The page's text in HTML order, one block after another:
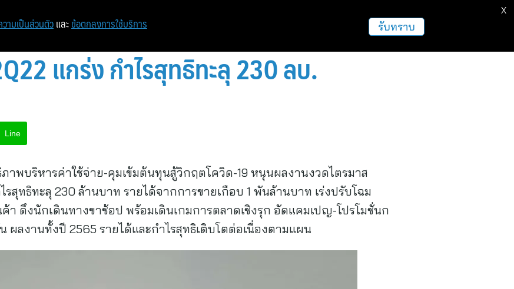
แกร่ง กำไรสุทธิทะลุ 230 ลบ.
Line
าพบริหารค่าใช้จ่าย-คุมเข้มต้นทุนสู้วิกฤตโควิด-19 หนุนผลงานงวดไตรมาส
สุทธิทะลุ 230 ล้านบาท รายได้จากการขายเกือบ 1 พันล้านบาท เร่งปรับโฉม
า ดึงนักเดินทางขาช้อป พร้อมเดินเกมการตลาดเชิงรุก อัดแคมเปญ-โปรโมชั่นก
ผลงานทั้งปี 2565 รายได้และกำไรสุทธิเติบโตต่อเนื่องตามแผน
ามเป็นส่วนตัว และ ข้อตกลงการใช้บริการ รับทราบ
X